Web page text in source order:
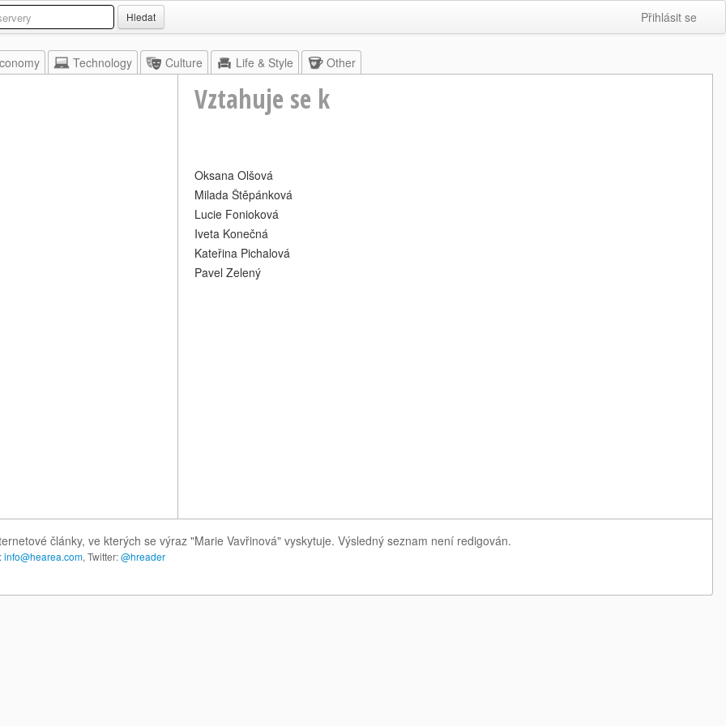
Hledat Přihlásit se
Technology Culture Life & Style Other
Vztahuje se k
Oksana Olšová
Milada Štěpánková
Lucie Fonioková
Iveta Konečná
Kateřina Pichalová
Pavel Zelený
články, ve kterých se výraz "Marie Vavřinová" vyskytuje. Výsledný seznam není redigován.
info@hearea.com, Twitter:@hreader